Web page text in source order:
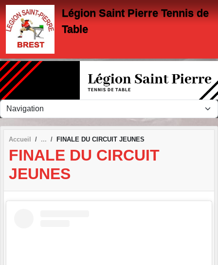
Légion Saint Pierre Tennis de
Table
Accueil FINALE DU CIRCUIT JEUNES
FINALE DU CIRCUIT
JEUNES
Panneau de gestion des cookies